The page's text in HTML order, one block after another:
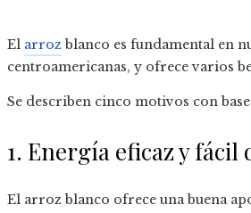
El arrozblanco es fundamental en
centroamericanas, y ofrece varios
Se describen cinco motivos con
1. Energía eficaz y fácil
El arroz blanco ofrece una buena